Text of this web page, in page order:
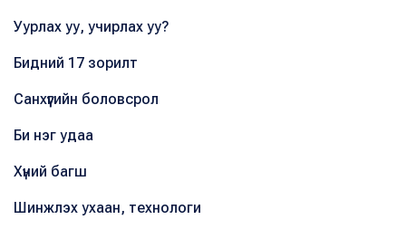
Уурлах уу, учирлах уу?
Бидний 17 зорилт
Санхүүгийн боловсрол
Би нэг удаа
Хүний багш
Шинжлэх ухаан, технологи